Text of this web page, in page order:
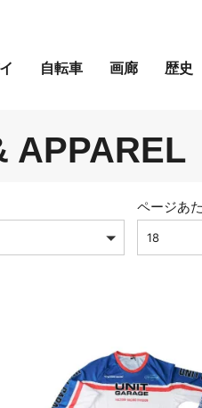
自転車 画廊 歴史
APPAREL
ページあ
18